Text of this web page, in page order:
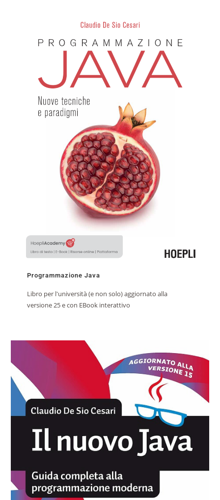
Programmazione Java
Libro per l'università (e non solo) aggiornato alla
versione 25 e con EBook interattivo